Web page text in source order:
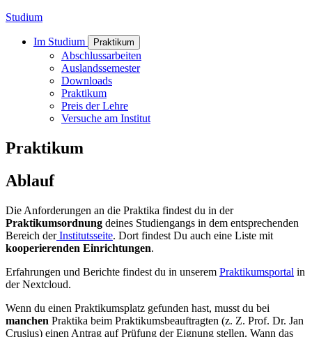
Studium
Im Studium Praktikum
Abschlussarbeiten
Auslandssemester
Downloads
Praktikum
Preis der Lehre
Versuche am Institut
Praktikum
Ablauf
Die Anforderungen an die Praktika findest du in der
Praktikumsordnung deines Studiengangs in dem entsprechenden
Bereich derInstitutsseite. Dort findest Du auch eine Liste mit
kooperierenden Einrichtungen.
Erfahrungen und Berichte findest du in unserem Praktikumsportal in
der Nextcloud.
Wenn du einen Praktikumsplatz gefunden hast, musst du bei
manchen Praktika beim Praktikumsbeauftragten (z. Z. Prof. Dr. Jan
Crusius) einen Antrag auf Prüfung der Eignung stellen. Wann das